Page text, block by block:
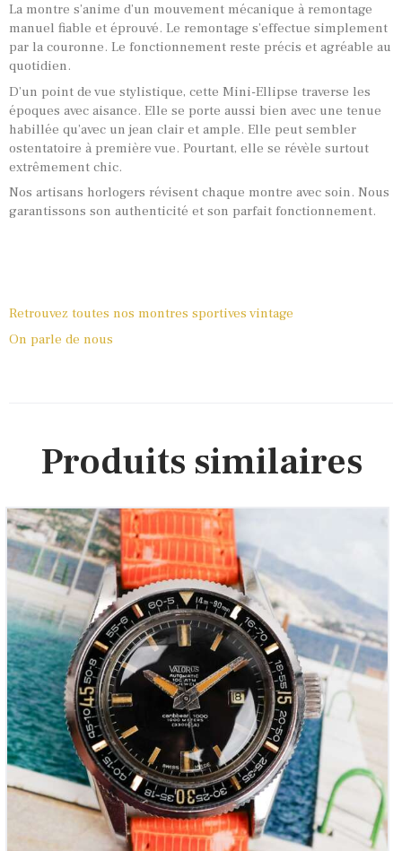
La montre s’anime d’un mouvement mécanique à remontage
manuel fiable et éprouvé. Le remontage s’effectue simplement
par la couronne. Le fonctionnement reste précis et agréable au
quotidien.
D’un point de vue stylistique, cette Mini-Ellipse traverse les
époques avec aisance. Elle se porte aussi bien avec une tenue
habillée qu’avec un jean clair et ample. Elle peut sembler
ostentatoire à première vue. Pourtant, elle se révèle surtout
extrêmement chic.
Nos artisans horlogers révisent chaque montre avec soin. Nous
garantissons son authenticité et son parfait fonctionnement.
Retrouvez toutes nos montres sportives vintage
On parle de nous
Produits similaires
VALORUS Caribbean 1000m « Submariner Junior
pour femme » (Vintage 1980)
1,200 00€